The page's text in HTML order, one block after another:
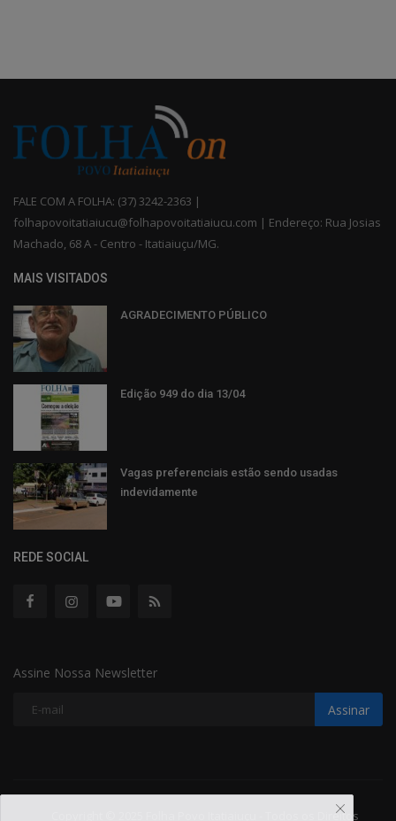
FALE COM A FOLHA: (37) 3242-2363 |
folhapovoitatiaiucu@folhapovoitatiaiucu.com | Endereço: Rua Josias
Machado, 68 A - Centro - Itatiaiuçu/MG.
MAIS VISITADOS
AGRADECIMENTO PÚBLICO
Edição 949 do dia 13/04
Vagas preferenciais estão sendo usadas
indevidamente
REDE SOCIAL
Assine Nossa Newsletter
Assinar
Copyright © 2025 Folha Povo Itatiaiuçu - Todos os Direitos